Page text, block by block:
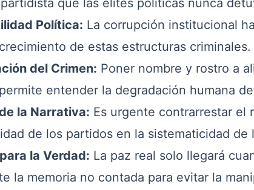
Política: La corrupción institucional
de estas estructuras criminales.
del Crimen: Poner nombre y rostro a
entender la degradación humana
la Narrativa: Es urgente contrarrestar el
de los partidos en la sistematicidad de
la Verdad: La paz real solo llegará
la memoria no contada para evitar la